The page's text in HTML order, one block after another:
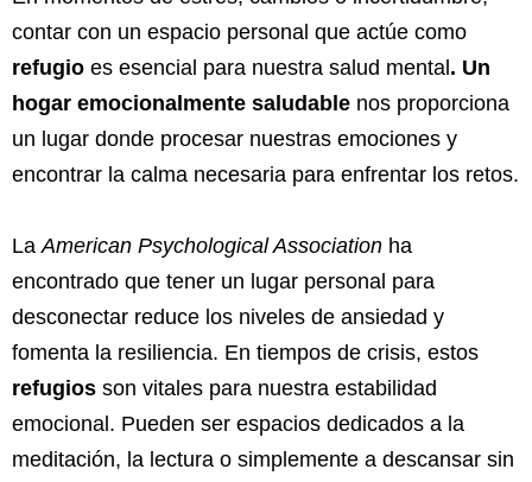
contar con un espacio personal que actúe como
refugio es esencial para nuestra salud mental . Un
hogar emocionalmente saludable nos proporciona
un lugar donde procesar nuestras emociones y
encontrar la calma necesaria para enfrentar los retos.
LaAmerican Psychological Association ha
encontrado que tener un lugar personal para
desconectar reduce los niveles de ansiedad y
fomenta la resiliencia. En tiempos de crisis, estos
refugios son vitales para nuestra estabilidad
emocional. Pueden ser espacios dedicados a la
meditación, la lectura o simplemente a descansar sin